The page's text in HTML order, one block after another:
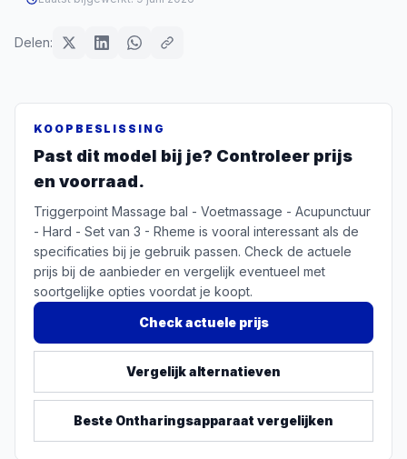
Delen:
KOOPBESLISSING
Past dit model bij je? Controleer prijs
en voorraad.
Triggerpoint Massage bal - Voetmassage - Acupunctuur
- Hard - Set van 3 - Rheme is vooral interessant als de
specificaties bij je gebruik passen. Check de actuele
prijs bij de aanbieder en vergelijk eventueel met
soortgelijke opties voordat je koopt.
Check actuele prijs
Vergelijk alternatieven
Beste Ontharingsapparaat vergelijken